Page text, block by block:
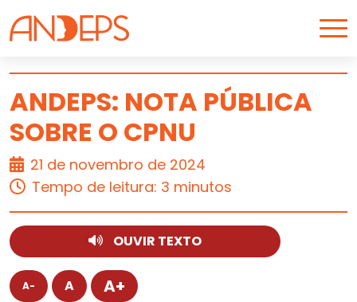
Skip to content
ARTIGO
ANDEPS: NOTA PÚBLICA
SOBRE O CPNU
21 de novembro de 2024
Tempo de leitura: 3 minutos
OUVIR TEXTO
A- A A+